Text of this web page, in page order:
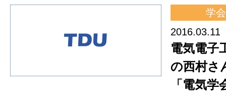
学会
2016.03.11
電気電子
の西村さ
「電気